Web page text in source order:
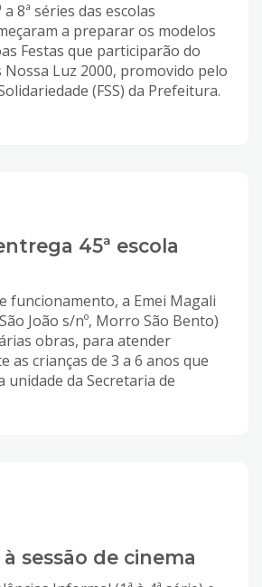
8ª séries das escolas
a preparar os modelos
Festas que participarão do
Luz 2000, promovido pelo
(FSS) da Prefeitura.
45ª escola
funcionamento, a Emei Magali
João s/nº, Morro São Bento)
obras, para atender
as crianças de 3 a 6 anos que
unidade da Secretaria de
sessão de cinema